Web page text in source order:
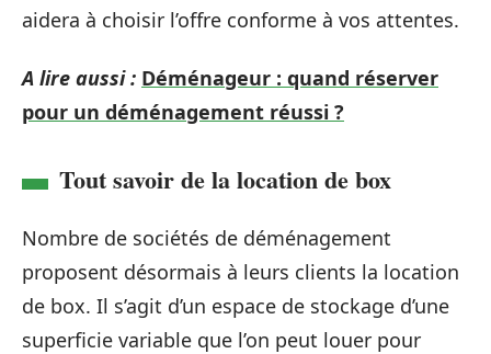
aidera à choisir l’offre conforme à vos attentes.
A lire aussi : Déménageur : quand réserver
pour un déménagement réussi ?
Tout savoir de la location de box
Nombre de sociétés de déménagement
proposent désormais à leurs clients la location
de box. Il s’agit d’un espace de stockage d’une
superficie variable que l’on peut louer pour